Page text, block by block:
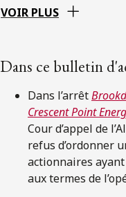
VOIR PLUS
Dans ce bulletin
Dans l’arrêt
Crescent Point
Cour d’appel de
refus d’ordonner
actionnaires
aux termes de